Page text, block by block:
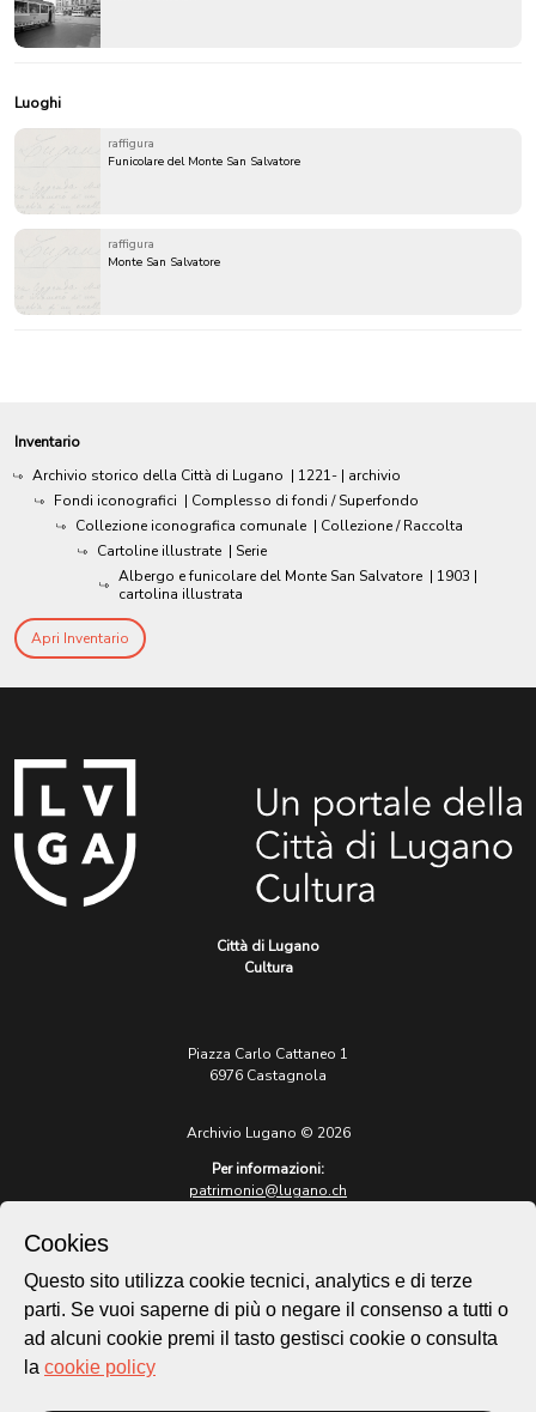
Luoghi
raffigura
Funicolare del Monte San Salvatore
raffigura
Monte San Salvatore
Inventario
Archivio storico della Città di Lugano | 1221- | archivio
Fondi iconografici | Complesso di fondi / Superfondo
Collezione iconografica comunale | Collezione / Raccolta
Cartoline illustrate | Serie
Albergo e funicolare del Monte San Salvatore | 1903 |
cartolina illustrata
Apri Inventario
Città di Lugano
Cultura
Piazza Carlo Cattaneo 1
6976 Castagnola
Archivio Lugano © 2026
Per informazioni:
patrimonio@lugano.ch
lugano.ch
Cookie policy
Cookies
Questo sito utilizza cookie tecnici, analytics e di terze
parti. Se vuoi saperne di più o negare il consenso a tutti o
ad alcuni cookie premi il tasto gestisci cookie o consulta
la cookie policy